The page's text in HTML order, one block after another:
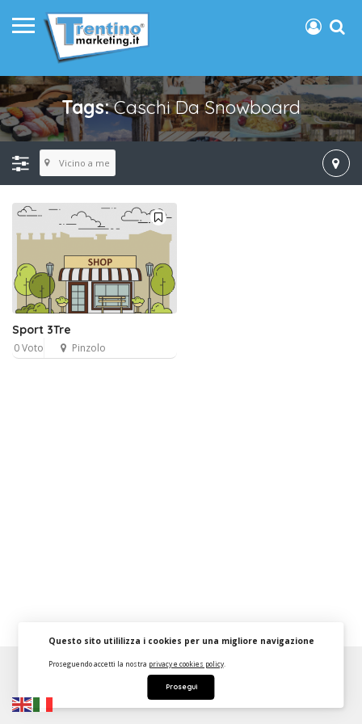
Tags:Caschi Da Snowboard
Vicino a me
Sport 3Tre
0 Voto Pinzolo
FAQ Strumenti Dashboard
Questo sito utililizza i cookies per una migliore navigazione
Proseguendo accetti la nostra privacy e cookies policy.
Prosegui